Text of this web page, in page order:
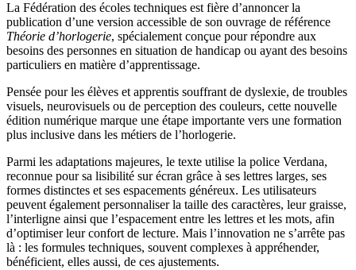
La Fédération des écoles techniques est fière d’annoncer la
publication d’une version accessible de son ouvrage de référence
Théorie d’horlogerie, spécialement conçue pour répondre aux
besoins des personnes en situation de handicap ou ayant des besoins
particuliers en matière d’apprentissage.
Pensée pour les élèves et apprentis souffrant de dyslexie, de troubles
visuels, neurovisuels ou de perception des couleurs, cette nouvelle
édition numérique marque une étape importante vers une formation
plus inclusive dans les métiers de l’horlogerie.
Parmi les adaptations majeures, le texte utilise la police Verdana,
reconnue pour sa lisibilité sur écran grâce à ses lettres larges, ses
formes distinctes et ses espacements généreux. Les utilisateurs
peuvent également personnaliser la taille des caractères, leur graisse,
l’interligne ainsi que l’espacement entre les lettres et les mots, afin
d’optimiser leur confort de lecture. Mais l’innovation ne s’arrête pas
là : les formules techniques, souvent complexes à appréhender,
bénéficient, elles aussi, de ces ajustements.